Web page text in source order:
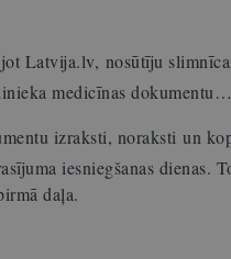
Latvija.lv, nosūtīju
medicīnas dokumentu…
izraksti, noraksti un
iesniegšanas dienas.
daļa.